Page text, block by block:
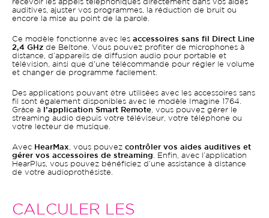
recevoir les appels téléphoniques directement dans vos aides
auditives, ajuster vos programmes, la réduction de bruit ou
encore la mise au point de la parole.
Ce modèle fonctionne avec les accessoires sans fil Direct Line
2,4 GHz de Beltone. Vous pouvez profiter de microphones à
distance, d’appareils de diffusion audio pour portable et
télévision, ainsi que d'une télécommande pour régler le volume
et changer de programme facilement.
Des applications pouvant être utilisées avec les accessoires sans
fil sont également disponibles avec le modèle Imagine 1764.
Grâce à
l’application Smart Remote , vous pouvez gérer le
streaming audio depuis votre téléviseur, votre téléphone ou
votre lecteur de musique.
Avec HearMax , vous pouvez contrôler vos aides auditives et
gérer vos accessoires de streaming . Enfin, avec l’application
HearPlus, vous pouvez bénéficiez d’une assistance à distance
de votre audioprothésiste.
CALCULER LES